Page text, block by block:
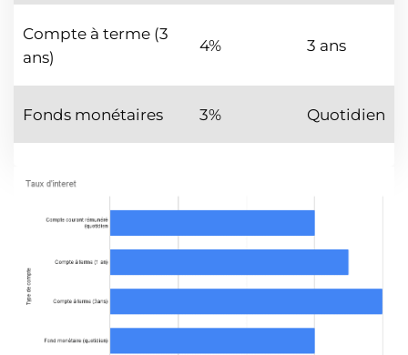
Compte à terme (3
ans)
4% 3 ans
Fonds monétaires 3% Quotidien